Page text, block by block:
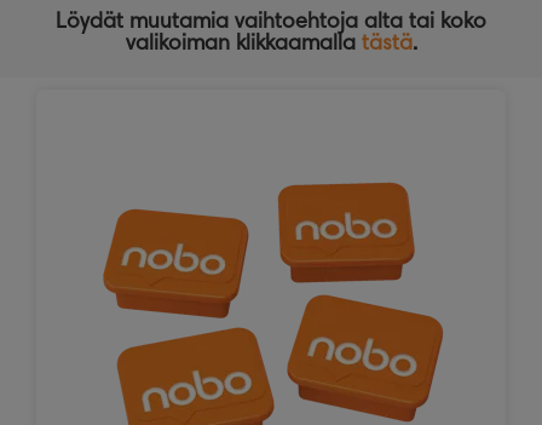
Löydät muutamia vaihtoehtoja alta tai koko
valikoiman klikkaamalla tästä.